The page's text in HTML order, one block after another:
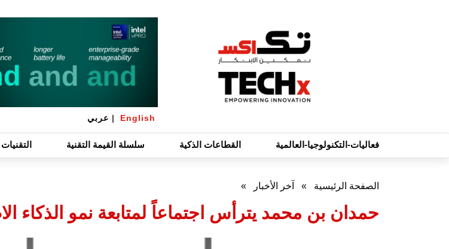
English
| عربي
فعاليات-التكنولوجيا-العالمية القطاعات الذكية سلسلة القيمة التقنية
الصفحة الرئيسية » آخر الأخبار »
حمدان بن محمد يترأس اجتماعاً لمتابعة نمو الذكاء